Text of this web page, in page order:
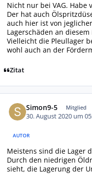
Nicht nur bei VAG. Habe
Der hat auch
auch hier ist von
Lagerschäden an
Vielleicht die Pleullager
wohl auch an der
Zitat
Simon9-5 Mitglied
30. August 2020 um
AUTOR
Meistens sind die Lager
Durch den niedrigen
sieht, die Lagerung der